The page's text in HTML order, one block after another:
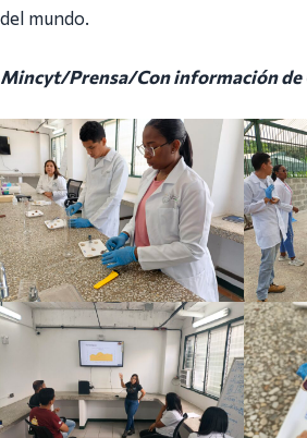
del mundo.
Mincyt/Prensa/Con información de